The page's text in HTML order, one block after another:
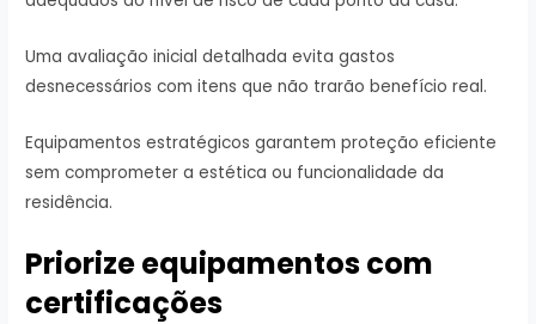
Uma avaliação inicial detalhada evita gastos
desnecessários com itens que não trarão benefício real.
Equipamentos estratégicos garantem proteção eficiente
sem comprometer a estética ou funcionalidade da
residência.
Priorize equipamentos com
certificações